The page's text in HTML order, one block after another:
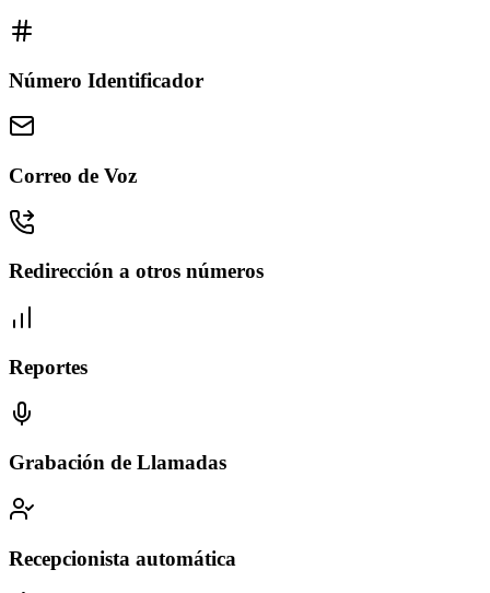
Número Identificador
Correo de Voz
Redirección a otros números
Reportes
Grabación de Llamadas
Recepcionista automática